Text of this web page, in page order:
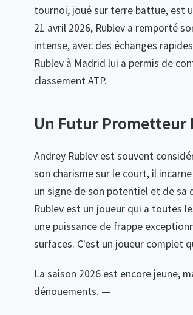
tournoi, joué sur terre battue, est
21 avril 2026, Rublev a remporté
intense, avec des échanges
Rublev à Madrid lui a permis de
classement ATP.
Un Futur Prometteur
Andrey Rublev est souvent
son charisme sur le court, il
un signe de son potentiel et de
Rublev est un joueur qui a toutes
une puissance de frappe
surfaces. C'est un joueur complet
La saison 2026 est encore jeune,
dénouements. —